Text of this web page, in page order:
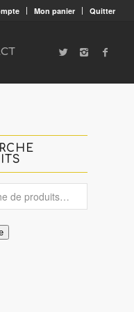
Mon panier Quitter